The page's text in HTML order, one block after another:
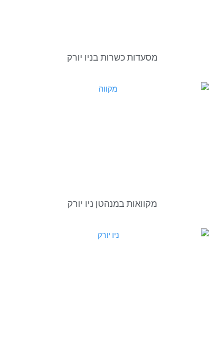
מסעדות כשרות בניו יורק
מקוואות במנהטן ניו יורק